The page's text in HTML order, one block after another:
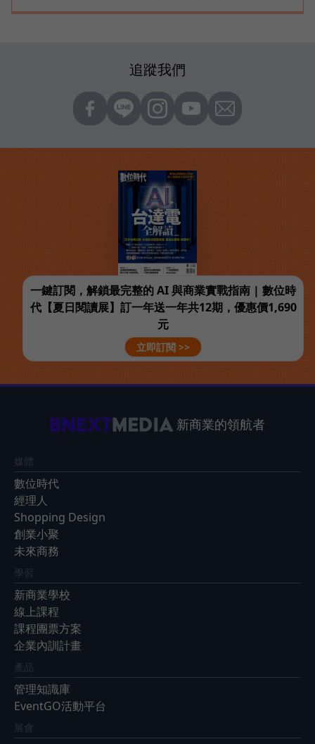
追蹤我們
一鍵訂閱，解鎖最完整的 AI 與商業實戰指南 | 數位時
代【夏日閱讀展】訂一年送一年共12期，優惠價1,690
元
立即訂閱 >>
新商業的領航者
媒體
數位時代
經理人
Shopping Design
創業小聚
未來商務
學習
新商業學校
線上課程
課程團票方案
企業內訓計畫
產品
管理知識庫
EventGO活動平台
展會